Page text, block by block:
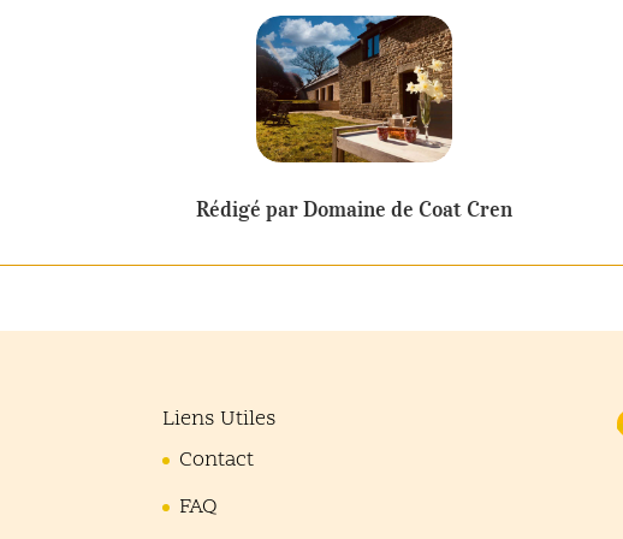
Rédigé par Domaine de Coat Cren
Liens Utiles
Contact
FAQ